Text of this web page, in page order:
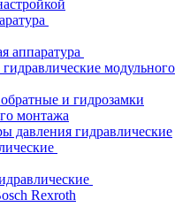
аппаратура
модульного
и гидрозамки
монтажа
давления гидравлические
Rexroth